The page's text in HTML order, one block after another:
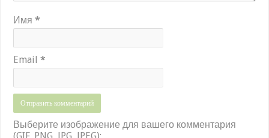
Имя*
Email*
Выберите изображение для вашего комментария